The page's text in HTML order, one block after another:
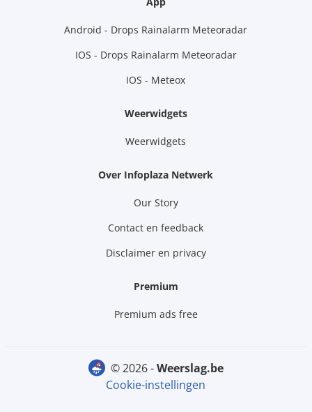
Android - Drops Rainalarm Meteoradar
IOS - Drops Rainalarm Meteoradar
IOS - Meteox
Weerwidgets
Weerwidgets
Over Infoplaza Netwerk
Our Story
Contact en feedback
Disclaimer en privacy
Premium
Premium ads free
© 2026 -
weerslag.be
Cookie-instellingen